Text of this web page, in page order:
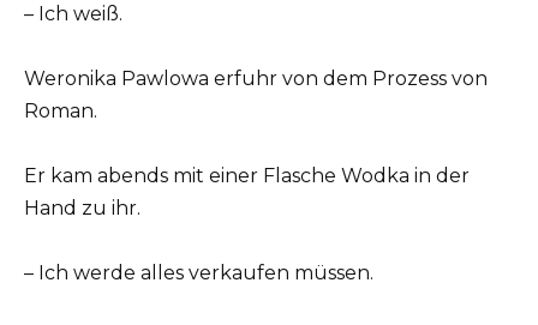
– Ich weiß.
Weronika Pawlowa erfuhr von dem Prozess von
Roman.
Er kam abends mit einer Flasche Wodka in der
Hand zu ihr.
– Ich werde alles verkaufen müssen.